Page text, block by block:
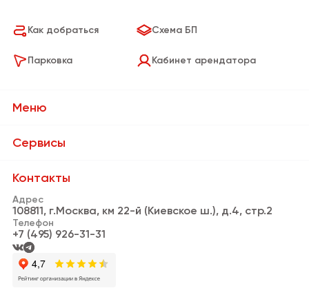
Меню
О Бизнес-парке
Резиденты
Новости
Видео
Аренда
Сервисы
Банки и банкоматы
Пункты выдачи заказов
Кафе и рестораны
Информационная стойка
Нотариус
Контакты
Адрес
108811, г.Москва, км 22-й (Киевское ш.), д.4, стр.2
Телефон
+7 (495) 926-31-31
Как добраться Схема БП
Парковка Кабинет арендатора